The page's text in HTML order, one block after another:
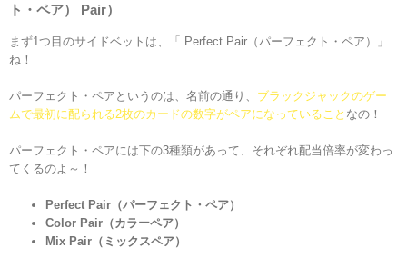
ト ・ ペア） Pair）
まず1つ目のサイドベットは、「 Perfect Pair（パーフェクト・ペア）」
ね！
パーフェクト・ペアというのは、名前の通り、 ブラックジャックのゲー
ムで最初に配られる2枚のカードの数字がペアになっていること なの！
パーフェクト・ペアには下の3種類があって、それぞれ配当倍率が変わっ
てくるのよ～！
Perfect Pair（パーフェクト・ペア）
Color Pair（カラーペア）
Mix Pair（ミックスペア）